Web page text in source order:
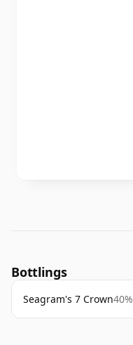
Bottlings
Seagram's 7 Crown40%